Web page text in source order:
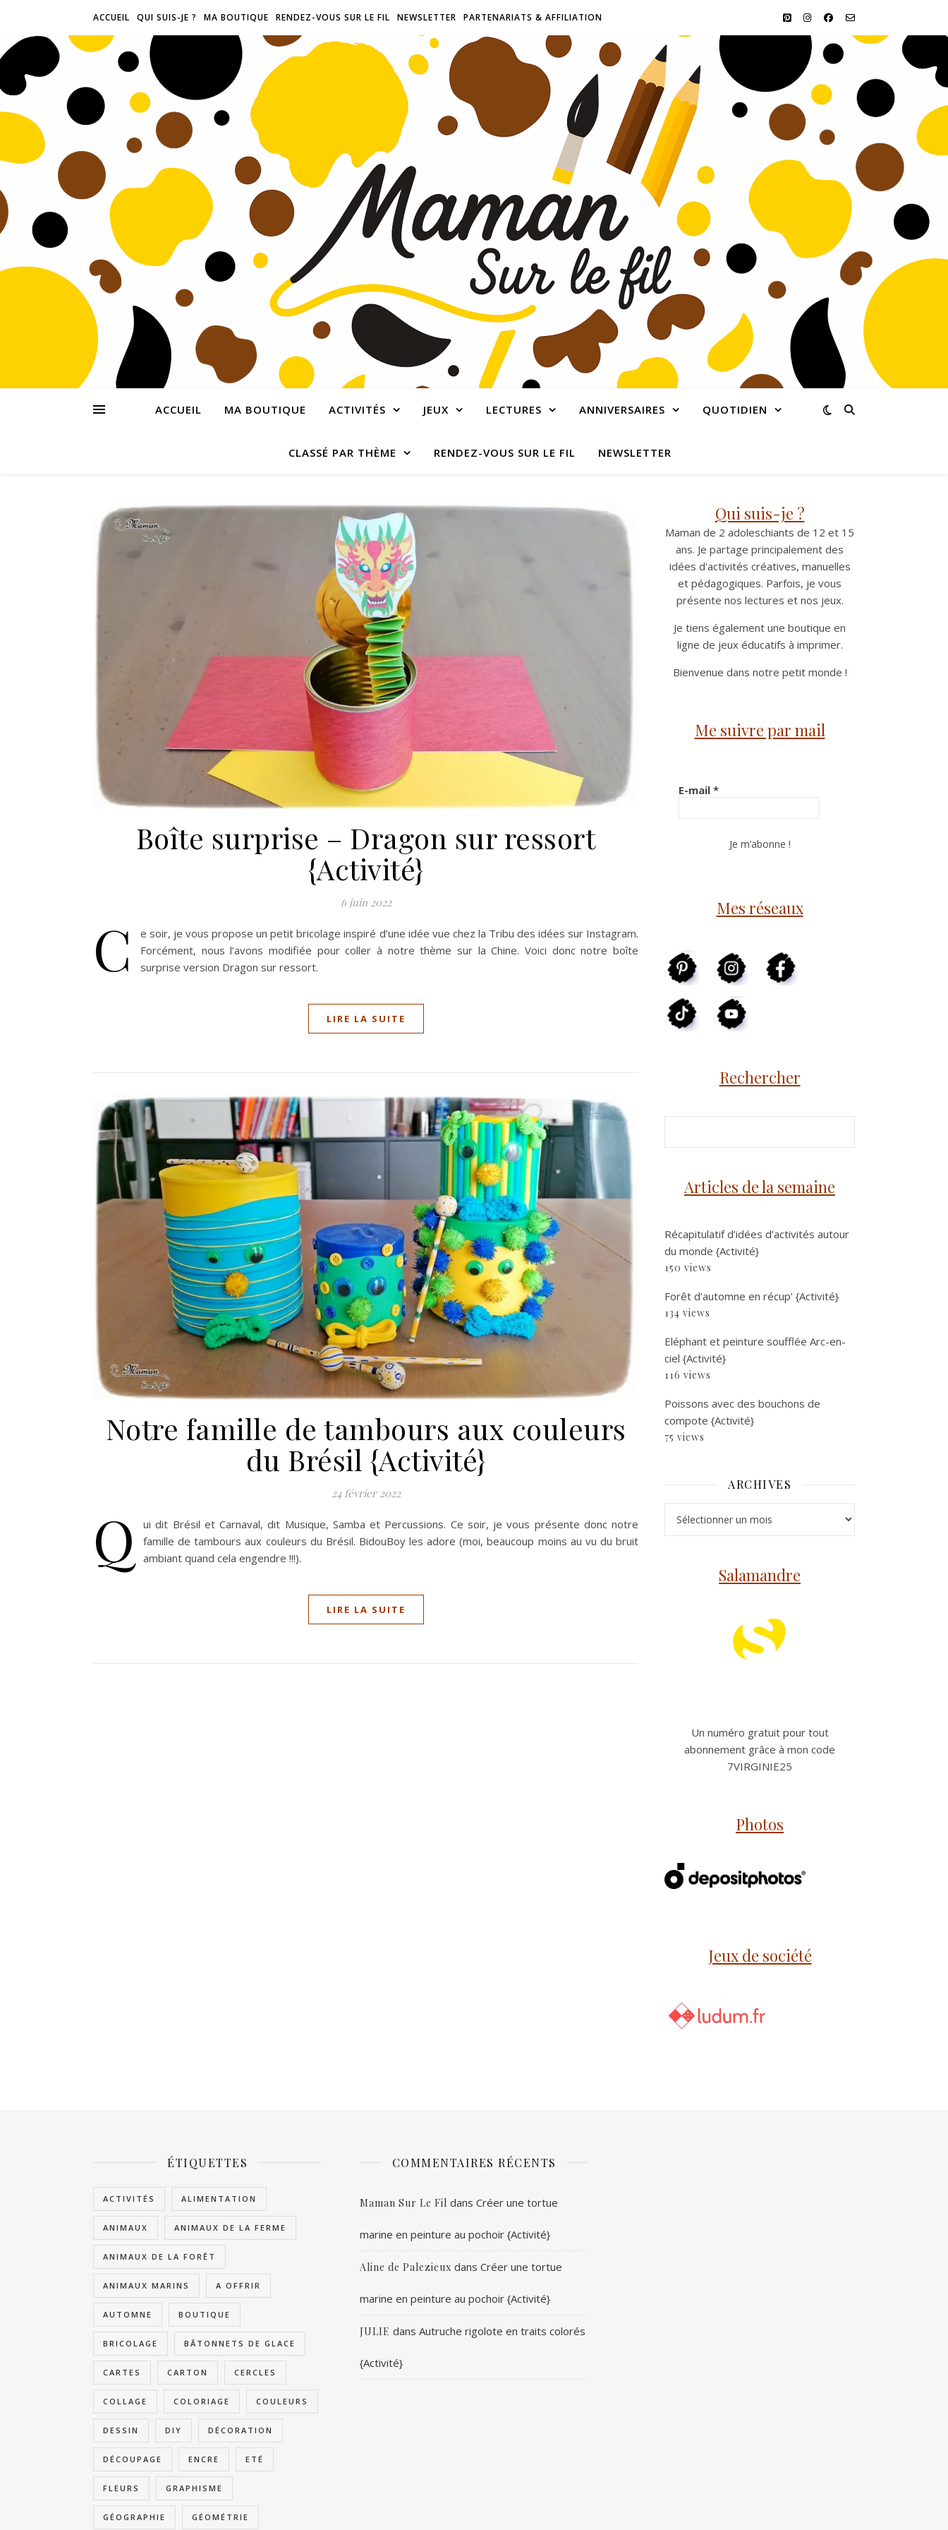
ACCUEIL QUI SUIS-JE ? MA BOUTIQUE RENDEZ-VOUS SUR LE FIL NEWSLETTER PARTENARIATS & AFFILIATION
ACCUEIL MA BOUTIQUE ACTIVITÉS JEUX LECTURES ANNIVERSAIRES QUOTIDIEN
CLASSÉ PAR THÈME RENDEZ-VOUS SUR LE FIL NEWSLETTER
Boîte surprise – Dragon sur ressort
{Activité}
6 juin 2022
C
e soir, je vous propose un petit bricolage inspiré d’une idée vue chez la Tribu des idées sur Instagram.
Forcément, nous l’avons modifiée pour coller à notre thème sur la Chine. Voici donc notre boîte
surprise version Dragon sur ressort.
LIRE LA SUITE
Notre famille de tambours aux couleurs
du Brésil {Activité}
24 février 2022
Q
ui dit Brésil et Carnaval, dit Musique, Samba et Percussions. Ce soir, je vous présente donc notre
famille de tambours aux couleurs du Brésil. BidouBoy les adore (moi, beaucoup moins au vu du bruit
ambiant quand cela engendre !!!).
LIRE LA SUITE
Qui suis-je ?
Maman de 2 adoleschiants de 12 et 15
ans. Je partage principalement des
idées d'activités créatives, manuelles
et pédagogiques. Parfois, je vous
présente nos lectures et nos jeux.
Je tiens également une boutique en
ligne de jeux éducatifs à imprimer.
Bienvenue dans notre petit monde !
Me suivre par mail
E-mail *
Mes réseaux
Rechercher
Articles de la semaine
Récapitulatif d’idées d’activités autour
du monde {Activité}
150 views
Forêt d’automne en récup’ {Activité}
134 views
Eléphant et peinture soufflée Arc-en-
ciel {Activité}
116 views
Poissons avec des bouchons de
compote {Activité}
75 views
ARCHIVES
Salamandre
Un numéro gratuit pour tout
abonnement grâce à mon code
7VIRGINIE25
Photos
Jeux de société
ÉTIQUETTES
ACTIVITÉS ALIMENTATION
ANIMAUX ANIMAUX DE LA FERME
ANIMAUX DE LA FORÊT
ANIMAUX MARINS A OFFRIR
AUTOMNE BOUTIQUE
BRICOLAGE BÂTONNETS DE GLACE
CARTES CARTON CERCLES
COLLAGE COLORIAGE COULEURS
DESSIN DIY DÉCORATION
DÉCOUPAGE ENCRE ETÉ
FLEURS GRAPHISME
GÉOGRAPHIE GÉOMÉTRIE
COMMENTAIRES RÉCENTS
Maman Sur Le Fil dans Créer une tortue
marine en peinture au pochoir {Activité}
Aline de Palezieux dans Créer une tortue
marine en peinture au pochoir {Activité}
JULIE dans Autruche rigolote en traits colorés
{Activité}